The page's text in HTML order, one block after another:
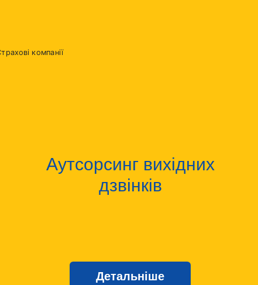
Аутсорсинг вихідних
дзвінків
Детальніше